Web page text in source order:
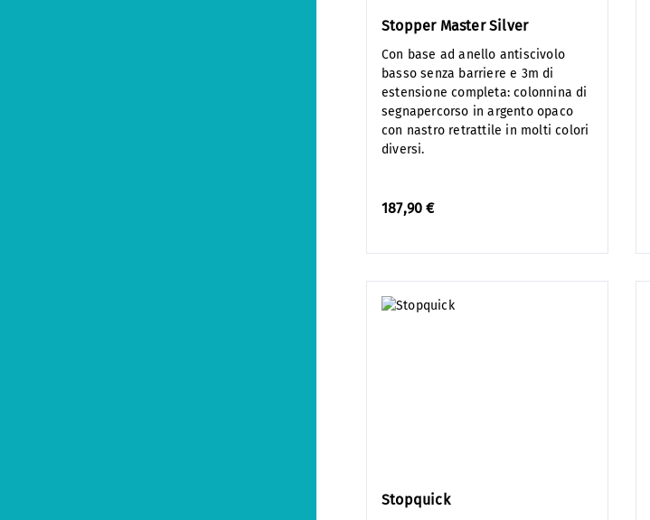
Stopper Master Silver
Con base ad anello antiscivolo
basso senza barriere e 3m di
estensione completa: colonnina di
segnapercorso in argento opaco
con nastro retrattile in molti colori
diversi.
187,90 €
Stopquick